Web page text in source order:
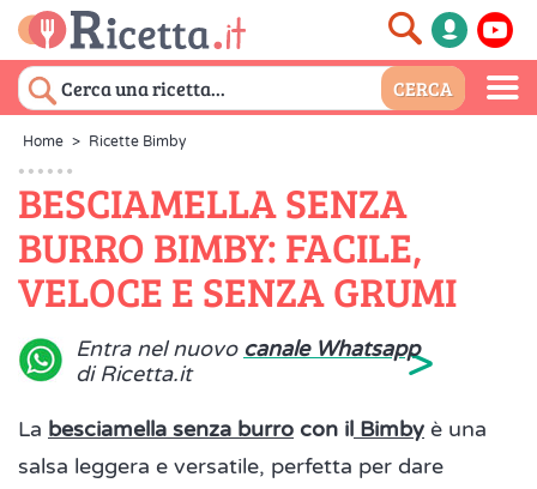
Home > Ricette Bimby
BESCIAMELLA SENZA
BURRO BIMBY: FACILE,
VELOCE E SENZA GRUMI
Entra nel nuovo canale Whatsapp
di Ricetta.it
>
La besciamella senza burro con il Bimby è una
salsa leggera e versatile, perfetta per dare